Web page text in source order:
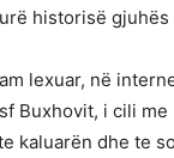
historisë
lexuar, në
Buxhovit, i cili me
kaluarën dhe te